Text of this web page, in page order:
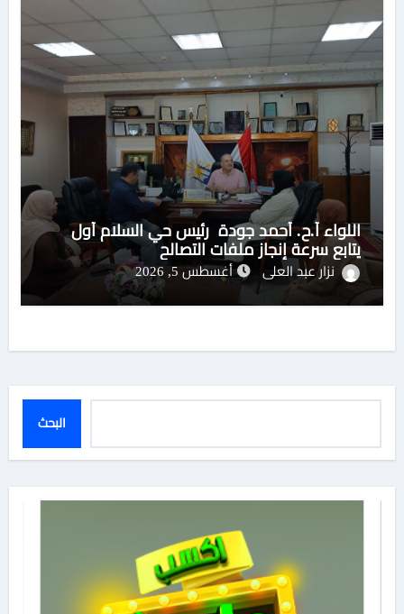
اللواء أ.ح. أحمد جودة رئيس حي السلام أول
يتابع سرعة إنجاز ملفات التصالح
نزار عبد العلى أغسطس 5, 2026
البحث